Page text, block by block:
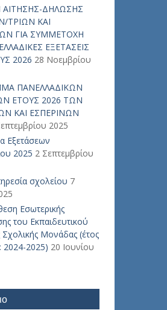
ΔΗΛΩΣΗΣ
ΚΑΙ
ΓΙΑ ΣΥΜΜΕΤΟΧΗ
ΕΞΕΤΑΣΕΙΣ
2026 28 Νοεμβρίου
ΠΑΝΕΛΛΑΔΙΚΩΝ
ΕΤΟΥΣ 2026 ΤΩΝ
ΚΑΙ ΕΣΠΕΡΙΝΩΝ
2025
Εξετάσεων
2025 2 Σεπτεμβρίου
σχολείου 7
Εσωτερικής
του Εκπαιδευτικού
Μονάδας (έτος
2024-2025) 20 Ιουνίου